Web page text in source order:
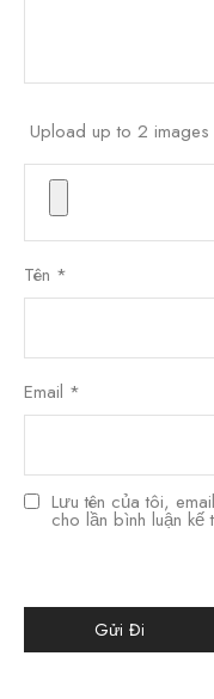
Upload up to 2
Tên *
Email *
Lưu tên của tôi,
cho lần bình luận kế